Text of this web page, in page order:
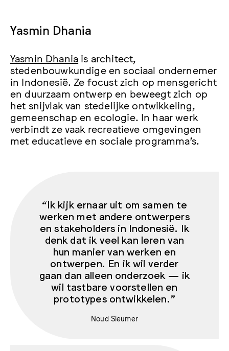
Yasmin Dhania
Yasmin Dhania is architect,
stedenbouwkundige en sociaal ondernemer
in Indonesië. Ze focust zich op mensgericht
en duurzaam ontwerp en beweegt zich op
het snijvlak van stedelijke ontwikkeling,
gemeenschap en ecologie. In haar werk
verbindt ze vaak recreatieve omgevingen
met educatieve en sociale programma’s.
“Ik kijk ernaar uit om samen te
werken met andere ontwerpers
en stakeholders in Indonesië. Ik
denk dat ik veel kan leren van
hun manier van werken en
ontwerpen. En ik wil verder
gaan dan alleen onderzoek — ik
wil tastbare voorstellen en
prototypes ontwikkelen.”
Noud Sleumer